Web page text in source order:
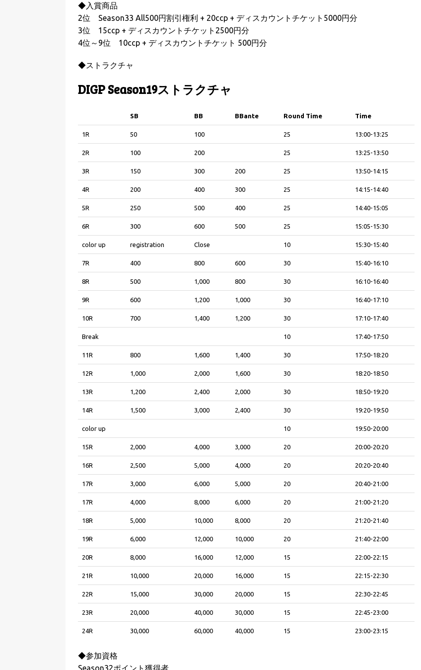
◆入賞商品
2位 Season33 All500円割引権利 + 20ccp + ディスカウントチケット5000円分
3位 15ccp + ディスカウントチケット2500円分
4位～9位 10ccp + ディスカウントチケット 500円分
◆ストラクチャ
DIGP Season19ストラクチャ
SB BB BBante Round Time
Time
1R 50 100 25 13:00-13:25
2R 100 200 25 13:25-13:50
3R 150 300 200 25 13:50-14:15
4R 200 400 300 25 14:15-14:40
5R 250 500 400 25 14:40-15:05
6R 300 600 500 25 15:05-15:30
color up registration Close 10 15:30-15:40
7R 400 800 600 30 15:40-16:10
8R 500 1,000 800 30 16:10-16:40
9R 600 1,200 1,000 30 16:40-17:10
10R 700 1,400 1,200 30 17:10-17:40
Break 10 17:40-17:50
11R 800 1,600 1,400 30 17:50-18:20
12R 1,000 2,000 1,600 30 18:20-18:50
13R 1,200 2,400 2,000 30 18:50-19:20
14R 1,500 3,000 2,400 30 19:20-19:50
color up 10 19:50-20:00
15R 2,000 4,000 3,000 20 20:00-20:20
16R 2,500 5,000 4,000 20 20:20-20:40
17R 3,000 6,000 5,000 20 20:40-21:00
17R 4,000 8,000 6,000 20 21:00-21:20
18R 5,000 10,000 8,000 20 21:20-21:40
19R 6,000 12,000 10,000 20 21:40-22:00
20R 8,000 16,000 12,000 15 22:00-22:15
21R 10,000 20,000 16,000 15 22:15-22:30
22R 15,000 30,000 20,000 15 22:30-22:45
23R 20,000 40,000 30,000 15 22:45-23:00
24R 30,000 60,000 40,000 15 23:00-23:15
◆参加資格
Season32ポイント獲得者